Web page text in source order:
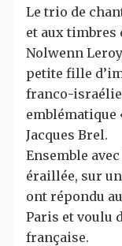
Le trio de
et aux timbres
Nolwenn
petite fille
franco-
emblématique
Jacques Brel.
Ensemble
éraillée, sur
ont répondu
Paris et voulu
française.